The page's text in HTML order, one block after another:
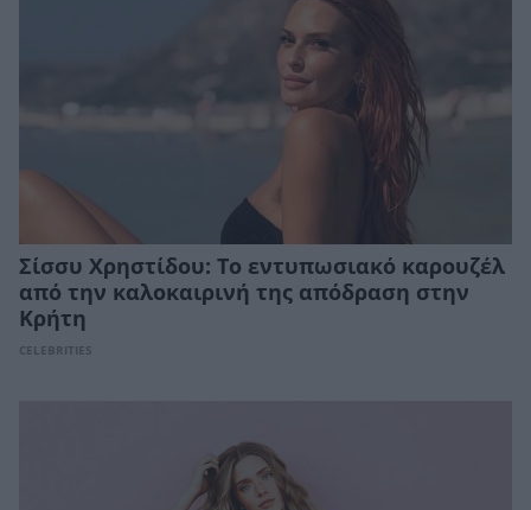
Σίσσυ Χρηστίδου: Το εντυπωσιακό καρουζέλ
από την καλοκαιρινή της απόδραση στην
Κρήτη
CELEBRITIES